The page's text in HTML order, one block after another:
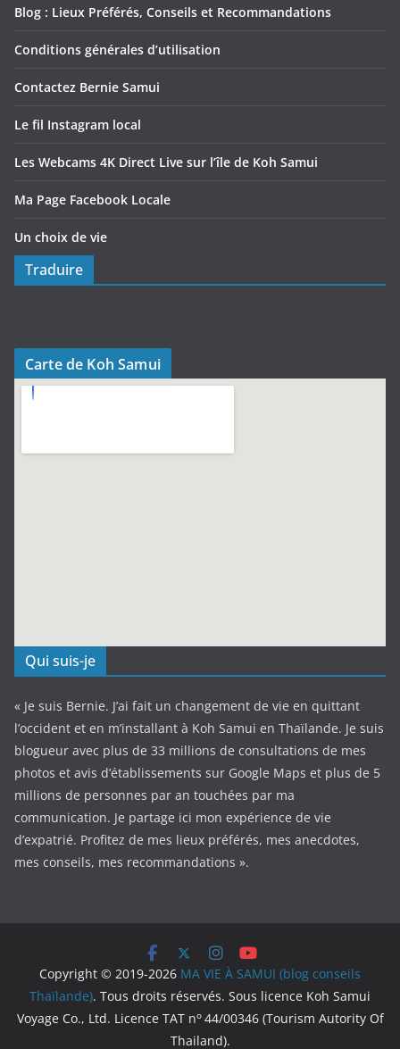
Blog : Lieux Préférés, Conseils et Recommandations
Conditions générales d’utilisation
Contactez Bernie Samui
Le fil Instagram local
Les Webcams 4K Direct Live sur l’île de Koh Samui
Ma Page Facebook Locale
Un choix de vie
Traduire
Carte de Koh Samui
Qui suis-je
« Je suis Bernie. J’ai fait un changement de vie en quittant
l’occident et en m’installant à Koh Samui en Thaïlande. Je suis
blogueur avec plus de 33 millions de consultations de mes
photos et avis d’établissements sur Google Maps et plus de 5
millions de personnes par an touchées par ma
communication. Je partage ici mon expérience de vie
d’expatrié. Profitez de mes lieux préférés, mes anecdotes,
mes conseils, mes recommandations ».
Copyright © 2019-2026 MA VIE À SAMUI (blog conseils
Thaïlande). Tous droits réservés. Sous licence Koh Samui
Voyage Co., Ltd. Licence TAT no 44/00346 (Tourism Autority Of
Thailand).